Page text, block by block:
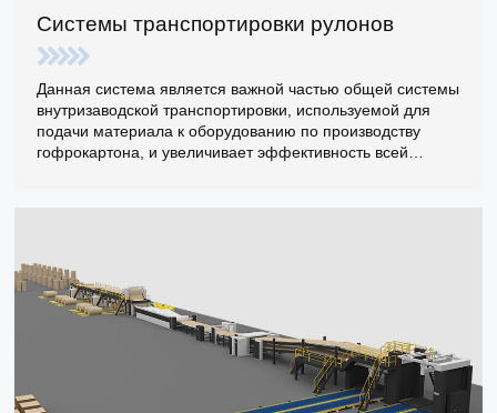
Системы транспортировки рулонов
Данная система является важной частью общей системы
внутризаводской транспортировки, используемой для
подачи материала к оборудованию по производству
гофрокартона, и увеличивает эффективность всей